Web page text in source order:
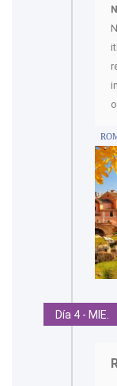
Día 4 - MIE.